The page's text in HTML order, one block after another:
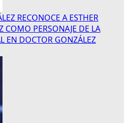
RECONOCE A ESTHER
COMO PERSONAJE DE LA
EN DOCTOR GONZÁLEZ